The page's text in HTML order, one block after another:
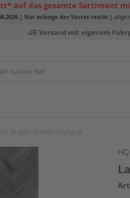
auf das gesamte Sortiment
| Nur solange der Vorrat reicht |
Versand mit eigenem
HQ